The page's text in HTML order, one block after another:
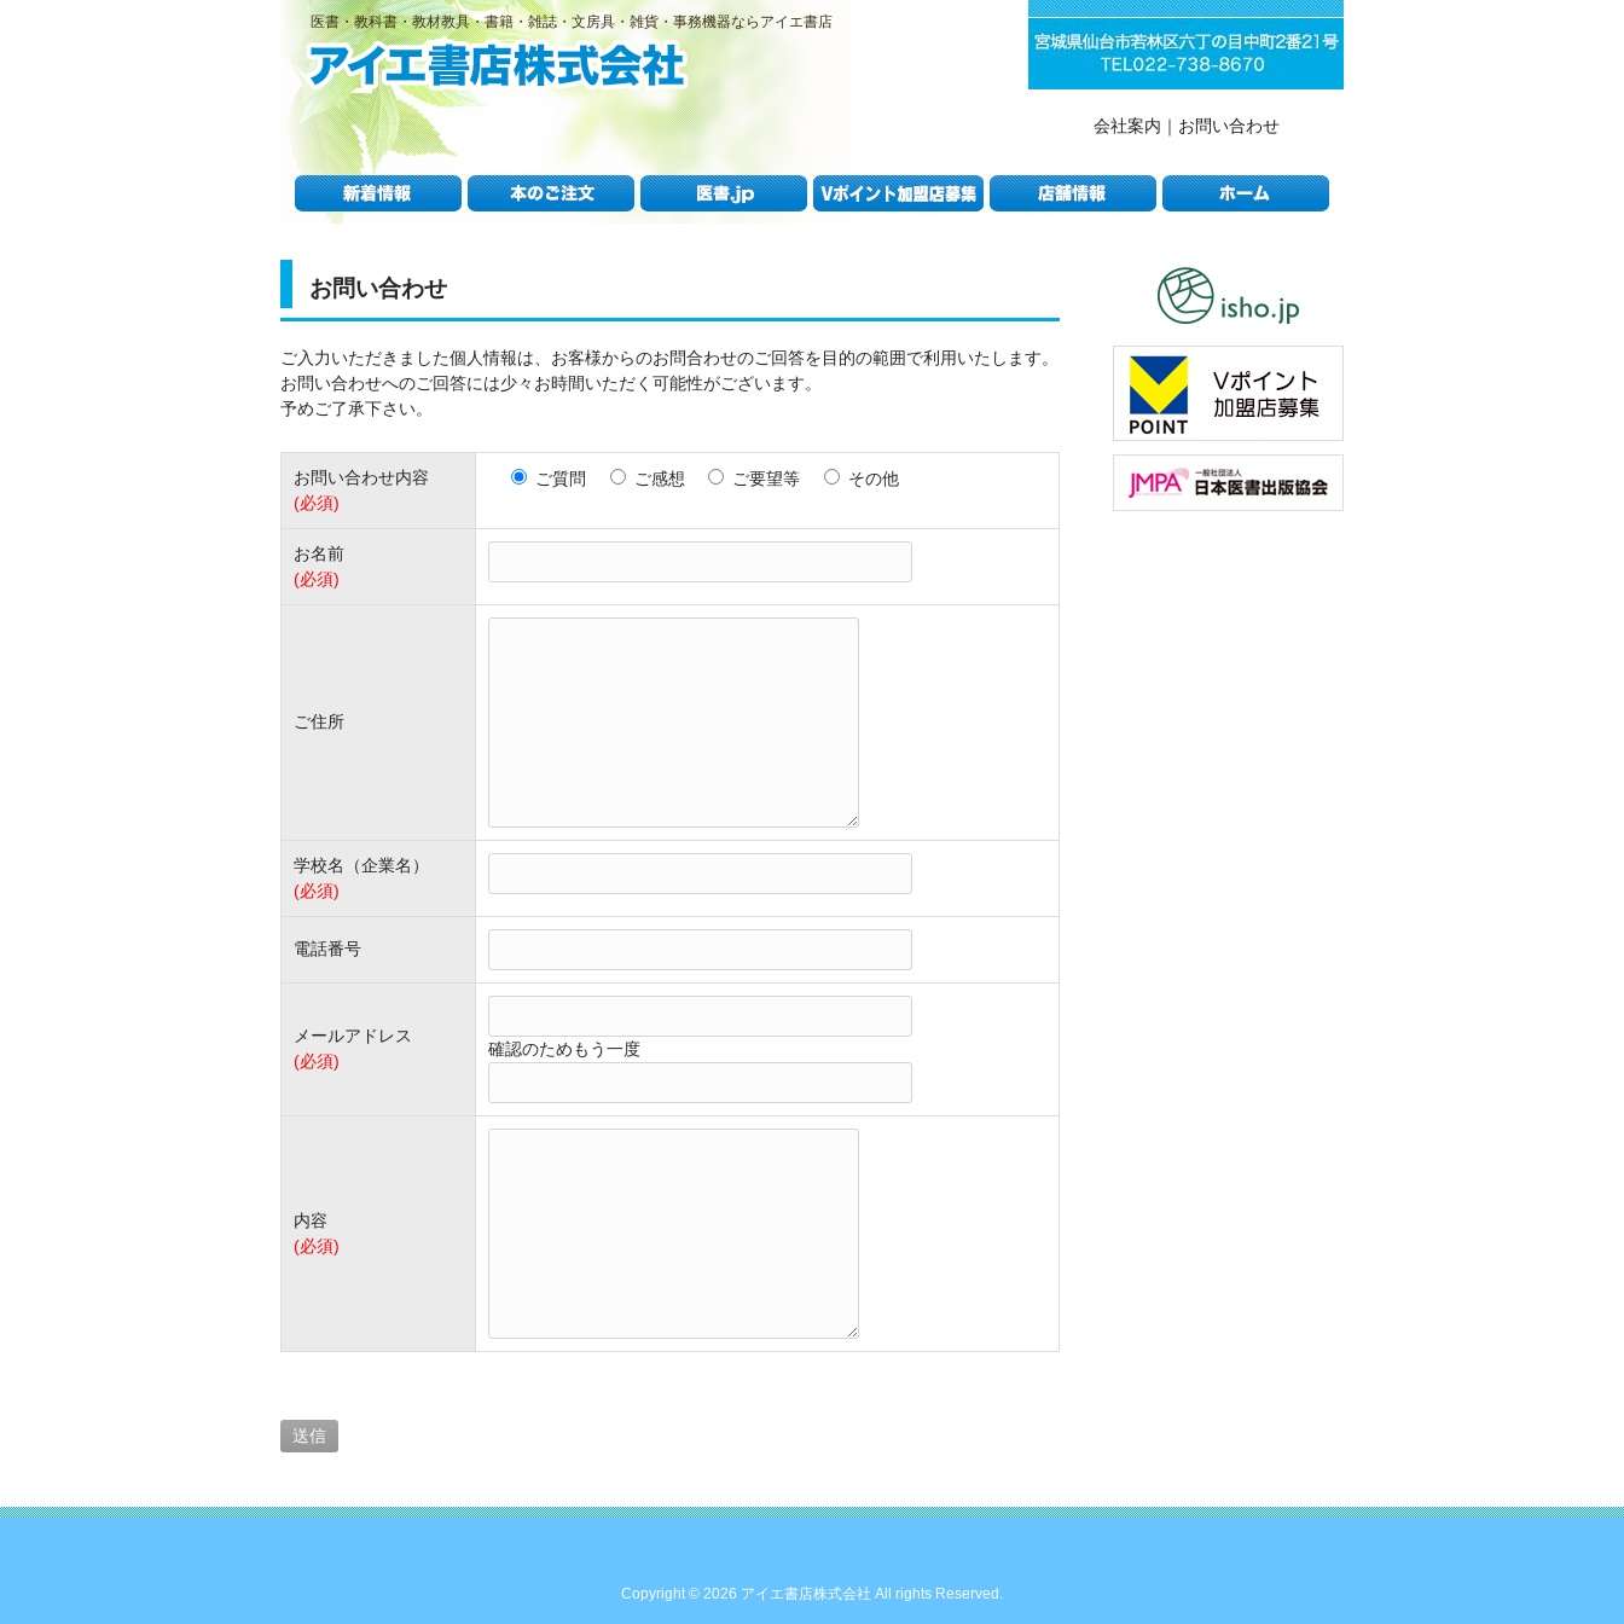
医書・教科書・教材教具・書籍・雑誌・文房具・雑貨・事務機器ならアイエ書店
会社案内 ｜ お問い合わせ
お問い合わせ
ご入力いただきました個人情報は、お客様からのお問合わせのご回答を目的の範囲で利用いたします。
お問い合わせへのご回答には少々お時間いただく可能性がございます。
予めご了承下さい。
お問い合わせ内容
(必須)
ご質問 ご感想 ご要望等 その他
お名前
(必須)
ご住所
学校名（企業名）
(必須)
電話番号
メールアドレス
(必須)
確認のためもう一度
内容
(必須)
Copyright © 2026 アイエ書店株式会社 All rights Reserved.